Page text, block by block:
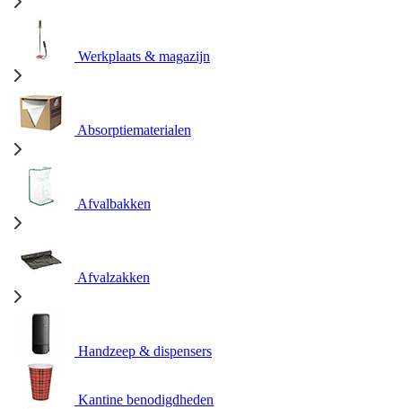
Werkplaats & magazijn
Absorptiematerialen
Afvalbakken
Afvalzakken
Handzeep & dispensers
Kantine benodigdheden